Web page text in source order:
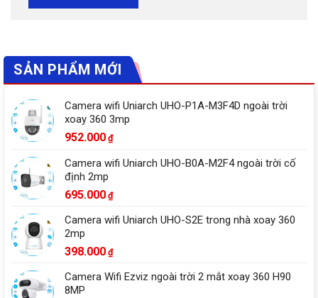
SẢN PHẨM MỚI
Camera wifi Uniarch UHO-P1A-M3F4D ngoài trời
xoay 360 3mp
952.000 ₫
Camera wifi Uniarch UHO-B0A-M2F4 ngoài trời cố
định 2mp
695.000 ₫
Camera wifi Uniarch UHO-S2E trong nhà xoay 360
2mp
398.000 ₫
Camera Wifi Ezviz ngoài trời 2 mắt xoay 360 H90
8MP